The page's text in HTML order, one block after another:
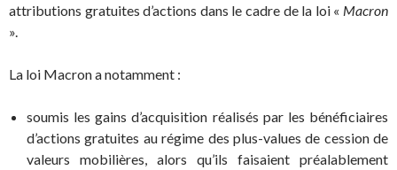
attributions gratuites d’actions dans le cadre de la loi « Macron
».
La loi Macron a notamment :
soumis les gains d’acquisition réalisés par les bénéficiaires
d’actions gratuites au régime des plus-values de cession de
valeurs mobilières, alors qu’ils faisaient préalablement